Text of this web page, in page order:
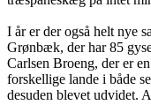
I år er der også helt nye
Grønbæk, der har 85
Carlsen Broeng, der er
forskellige lande i både
desuden blevet udvidet.